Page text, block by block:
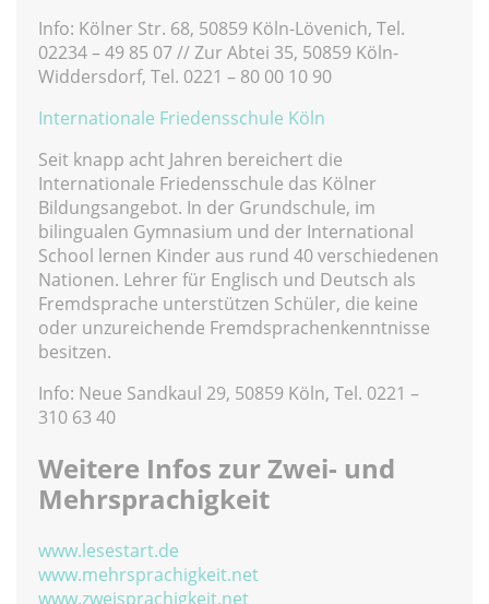
Info: Kölner Str. 68, 50859 Köln-Lövenich, Tel.
02234 – 49 85 07 // Zur Abtei 35, 50859 Köln-
Widdersdorf, Tel. 0221 – 80 00 10 90
Internationale Friedensschule Köln
Seit knapp acht Jahren bereichert die
Internationale Friedensschule das Kölner
Bildungsangebot. In der Grundschule, im
bilingualen Gymnasium und der International
School lernen Kinder aus rund 40 verschiedenen
Nationen. Lehrer für Englisch und Deutsch als
Fremdsprache unterstützen Schüler, die keine
oder unzureichende Fremdsprachenkenntnisse
besitzen.
Info: Neue Sandkaul 29, 50859 Köln, Tel. 0221 –
310 63 40
Weitere Infos zur Zwei- und
Mehrsprachigkeit
www.lesestart.de
www.mehrsprachigkeit.net
www.zweisprachigkeit.net